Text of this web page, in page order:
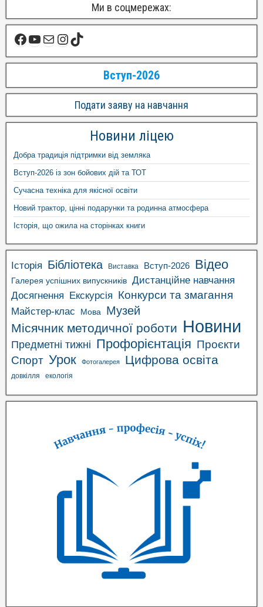
Ми в соцмережах:
Вступ-2026
Подати заяву на навчання
Новини ліцею
Добра традиція підтримки від земляка
Вступ-2026 із зон бойових дій та ТОТ
Сучасна техніка для якісної освіти
Новий трактор, цінні подарунки та родинна атмосфера
Історія, що ожила на сторінках книги
Історія Бібліотека Виставка Вступ-2026 Відео
Галерея успішних випускників Дистанційне навчання
Досягнення Екскурсія Конкурси та змагання
Майстер-клас Мова Музей
Місячник методичної роботи Новини
Предметні тижні Профорієнтація Проєкти
Спорт Урок Фотогалерея Цифрова освіта
довкілля екологія